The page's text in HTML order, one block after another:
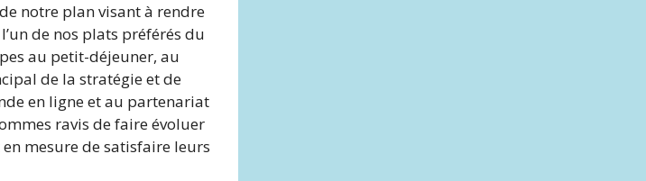
notre plan visant à rendre
de nos plats préférés du
au petit-déjeuner, au
de la stratégie et de
en ligne et au partenariat
ravis de faire évoluer
mesure de satisfaire leurs